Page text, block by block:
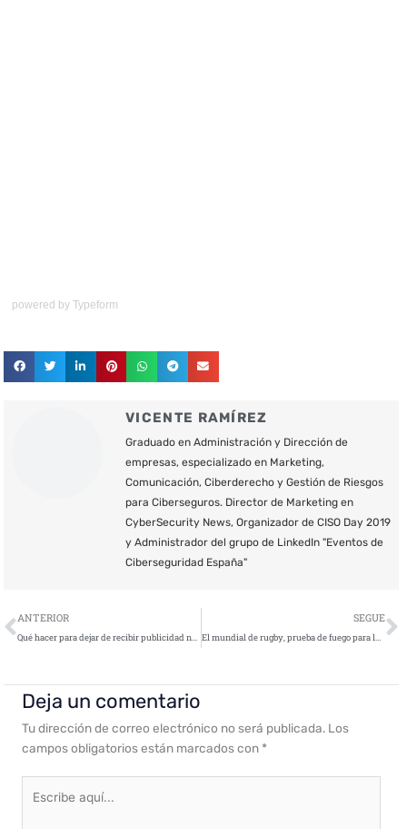
powered byTypeform
VICENTE RAMÍREZ
Graduado en Administración y Dirección de
empresas, especializado en Marketing,
Comunicación, Ciberderecho y Gestión de Riesgos
para Ciberseguros. Director de Marketing en
CyberSecurity News, Organizador de CISO Day 2019
y Administrador del grupo de LinkedIn "Eventos de
Ciberseguridad España"
Ant
ANTERIOR
Qué hacer para dejar de recibir publicidad no deseada
SEGUE
El mundial de rugby, prueba de fuego para la ciberseguridad de los Juegos de Tokio
Deja un comentario
Tu dirección de correo electrónico no será publicada. Los
campos obligatorios están marcados con *
aquí...